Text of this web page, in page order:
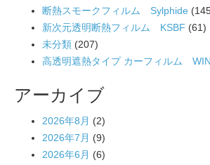
断熱スモークフィルム Sylphide
新次元透明断熱フィルム KSBF (61)
未分類 (207)
高透明遮熱タイプ カーフィルム
アーカイブ
2026年8月 (2)
2026年7月 (9)
2026年6月 (6)